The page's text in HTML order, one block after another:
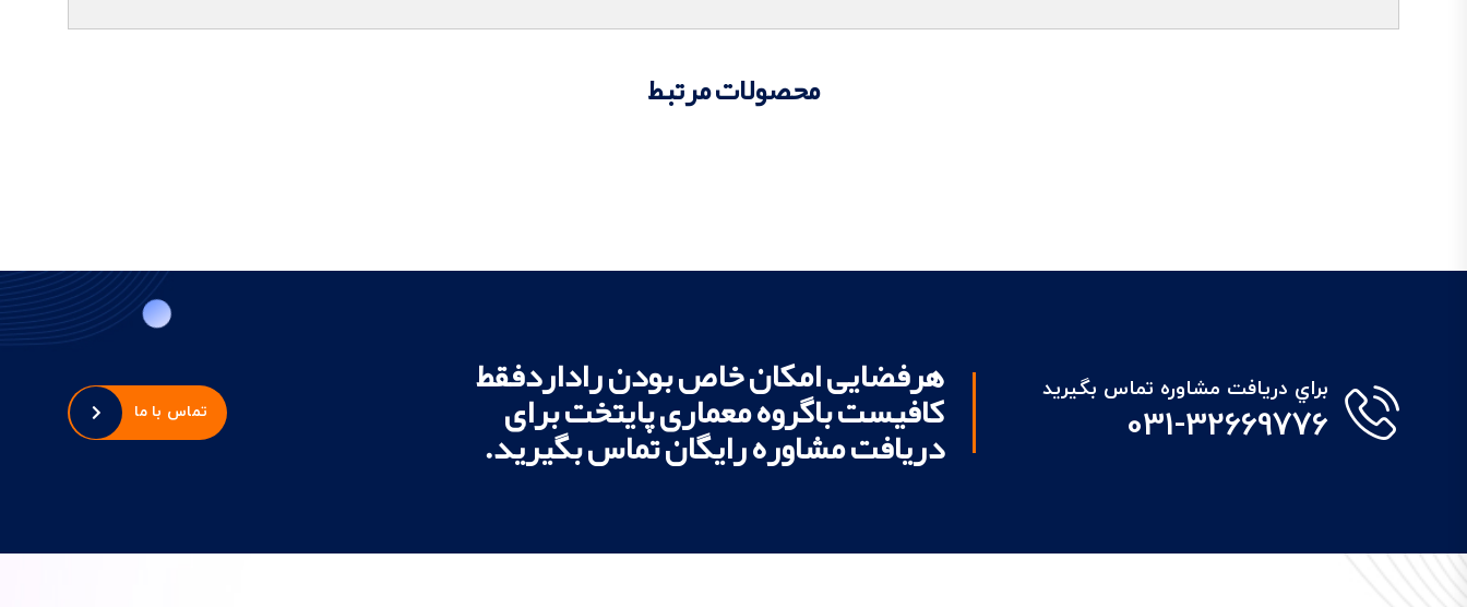
محصولات مرتبط
براي دريافت مشاوره تماس بگيريد
031-32669776
هرفضایی امکان خاص بودن راداردفقط
کافیست باگروه معماری پایتخت برای
دریافت مشاوره رایگان تماس بگیرید.
تماس با ما